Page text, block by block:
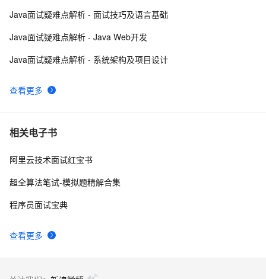
10Google 历年笔试面试30题
查看更多
Java面试疑难点解析 - 面试技巧及语言基础
Java面试疑难点解析 - Java Web开发
Java面试疑难点解析 - 系统架构及项目设计
相关电子书
查看更多
阿里云技术面试红宝书
超全算法笔试-模拟题精解合集
程序员面试宝典